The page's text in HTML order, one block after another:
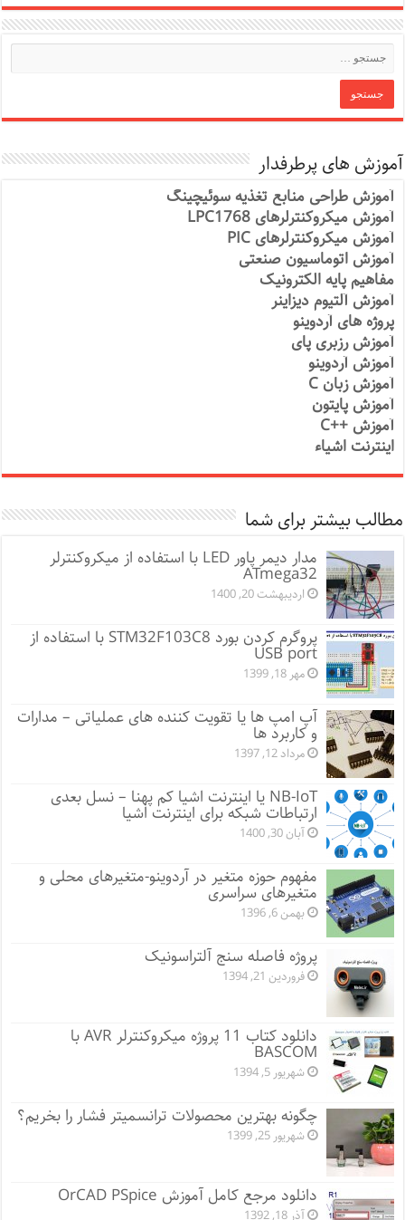
آموزش های پرطرفدار
آموزش طراحی منابع تغذیه سوئیچینگ
آموزش میکروکنترلرهای LPC1768
آموزش میکروکنترلرهای PIC
آموزش اتوماسیون صنعتی
مفاهیم پایه الکترونیک
آموزش آلتیوم دیزاینر
پروژه های آردوینو
آموزش رزبری پای
آموزش آردوینو
آموزش زبان C
آموزش پایتون
آموزش ++C
اینترنت اشیاء
مطالب بیشتر برای شما
مدار دیمر پاور LED با استفاده از میکروکنترلر
ATmega32
اردیبهشت 20, 1400
پروگرم کردن بورد STM32F103C8 با استفاده از
USB port
مهر 18, 1399
آپ امپ ها یا تقویت کننده های عملیاتی – مدارات
و کاربرد ها
مرداد 12, 1397
NB-IoT یا اینترنت اشیا کم پهنا – نسل بعدی
ارتباطات شبکه برای اینترنت اشیا
آبان 30, 1400
مفهوم حوزه متغیر در آردوینو-متغیرهای محلی و
متغیرهای سراسری
بهمن 6, 1396
پروژه فاصله سنج آلتراسونیک
فروردین 21, 1394
دانلود کتاب 11 پروژه میکروکنترلر AVR با
BASCOM
شهریور 5, 1394
چگونه بهترین محصولات ترانسمیتر فشار را بخریم؟
شهریور 25, 1399
دانلود مرجع کامل آموزش OrCAD PSpice
آذر 18, 1392